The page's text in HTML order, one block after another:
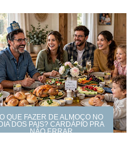
O QUE FAZER DE ALMOÇO NO
DIA DOS PAIS? CARDÁPIO PRA
NÃO ERRAR